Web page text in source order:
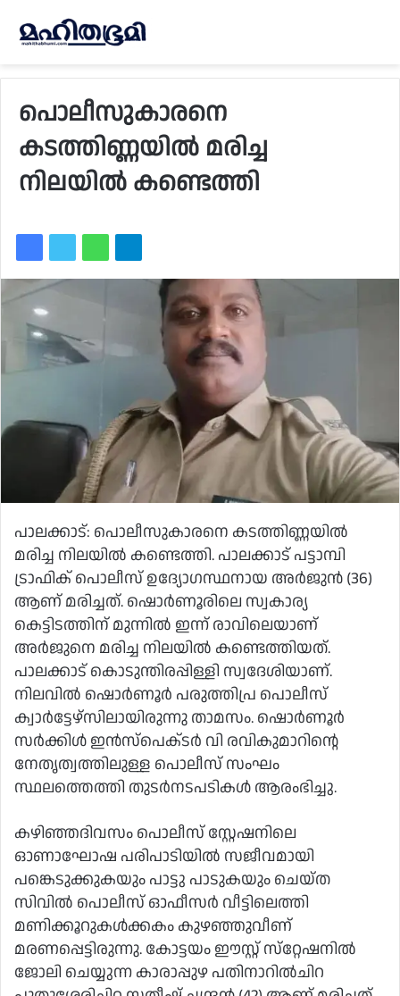
പൊലീസുകാരനെ
കടത്തിണ്ണയിൽ മരിച്ച
നിലയിൽ കണ്ടെത്തി
പാലക്കാട്: പൊലീസുകാരനെ കടത്തിണ്ണയിൽ
മരിച്ച നിലയിൽ കണ്ടെത്തി. പാലക്കാട് പട്ടാമ്പി
ട്രാഫിക് പൊലീസ് ഉദ്യോഗസ്ഥനായ അർജുൻ (36)
ആണ് മരിച്ചത്. ഷൊർണൂരിലെ സ്വകാര്യ
കെട്ടിടത്തിന് മുന്നിൽ ഇന്ന് രാവിലെയാണ്
അർജുനെ മരിച്ച നിലയിൽ കണ്ടെത്തിയത്.
പാലക്കാട് കൊടുന്തിരപ്പിള്ളി സ്വദേശിയാണ്.
നിലവിൽ ഷൊർണൂർ പരുത്തിപ്ര പൊലീസ്
ക്വാർട്ടേഴ്‌സിലായിരുന്നു താമസം. ഷൊർണൂർ
സർക്കിൾ ഇൻസ്‌പെക്‌ടർ വി രവികുമാറിന്റെ
നേതൃത്വത്തിലുള്ള പൊലീസ് സംഘം
സ്ഥലത്തെത്തി തുടർനടപടികൾ ആരംഭിച്ചു.
കഴിഞ്ഞദിവസം പൊലീസ് സ്റ്റേഷനിലെ
ഓണാഘോഷ പരിപാടിയിൽ സജീവമായി
പങ്കെടുക്കുകയും പാട്ടു പാടുകയും ചെയ്ത
സിവിൽ പൊലീസ് ഓഫീസർ വീട്ടിലെത്തി
മണിക്കൂറുകൾക്കകം കുഴഞ്ഞുവീണ്
മരണപ്പെട്ടിരുന്നു. കോട്ടയം ഈസ്റ്റ് സ്‌റ്റേഷനിൽ
ജോലി ചെയ്യുന്ന കാരാപ്പുഴ പതിനാറിൽചിറ